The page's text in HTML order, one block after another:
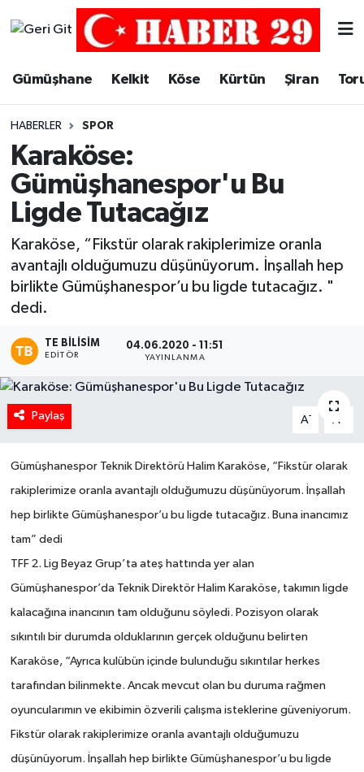
Gümüşhane Kelkit Köse Kürtün Şiran
HABERLER SPOR
Karaköse:
Gümüşhanespor'u Bu
Ligde Tutacağız
Karaköse, “Fikstür olarak rakiplerimize oranla
avantajlı olduğumuzu düşünüyorum. İnşallah hep
birlikte Gümüşhanespor’u bu ligde tutacağız. "
dedi.
TE BILISIM
EDITÖR
04.06.2020 - 11:51
YAYINLANMA
Paylaş A- A
Gümüşhanespor Teknik Direktörü Halim Karaköse, “Fikstür olarak
rakiplerimize oranla avantajlı olduğumuzu düşünüyorum. İnşallah
hep birlikte Gümüşhanespor’u bu ligde tutacağız. Buna inancımız
tam” dedi
TFF 2. Lig Beyaz Grup’ta ateş hattında yer alan
Gümüşhanespor’da Teknik Direktör Halim Karaköse, takımın ligde
kalacağına inancının tam olduğunu söyledi. Pozisyon olarak
sıkıntılı bir durumda olduklarının gerçek olduğunu belirten
Karaköse, “Ayrıca kulübün içinde bulunduğu sıkıntılar herkes
tarafından bilinmekte. Ancak mevcut olan bu duruma rağmen
oyuncularımın ve ekibimin özverili çalışma isteklerine güveniyorum.
Fikstür olarak rakiplerimize oranla avantajlı olduğumuzu
düşünüyorum. İnşallah hep birlikte Gümüşhanespor’u bu ligde
Merkez Trafik Yoğunluk Haritası
Süper Lig Puan Durumu ve Fikstür
Tüm Manşetler
Son Dakika Haberleri
Haber Arşivi